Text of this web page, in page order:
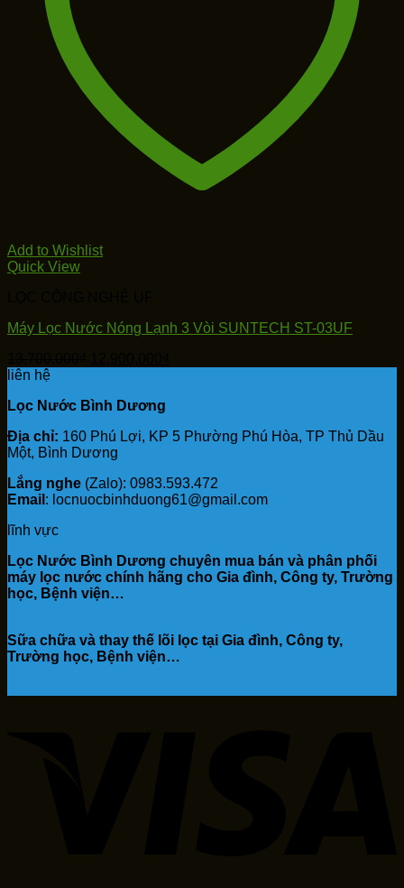
Add to Wishlist
Quick View
Máy Lọc Nước Nóng Lạnh 3 Vòi SUNTECH ST-03UF
13,700,000₫.
liên hệ
Lọc Nước Bình Dương
Địa chỉ: 160 Phú Lợi, KP 5 Phường Phú Hòa, TP Thủ Dầu
Một, Bình Dương
Lắng nghe (Zalo): 0983.593.472
Email : locnuocbinhduong61@gmail.com
lĩnh vực
Lọc Nước Bình Dương chuyên mua bán và phân phối
máy lọc nước chính hãng cho Gia đình, Công ty, Trường
học, Bệnh viện…
Sữa chữa và thay thế lõi lọc tại Gia đình, Công ty,
Trường học, Bệnh viện…